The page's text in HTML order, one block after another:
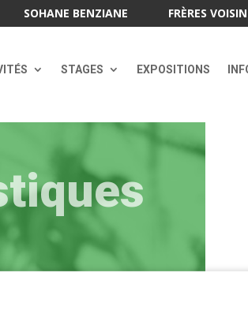
SOHANE BENZIANE FRÈRES VOISIN
STAGES EXPOSITIONS